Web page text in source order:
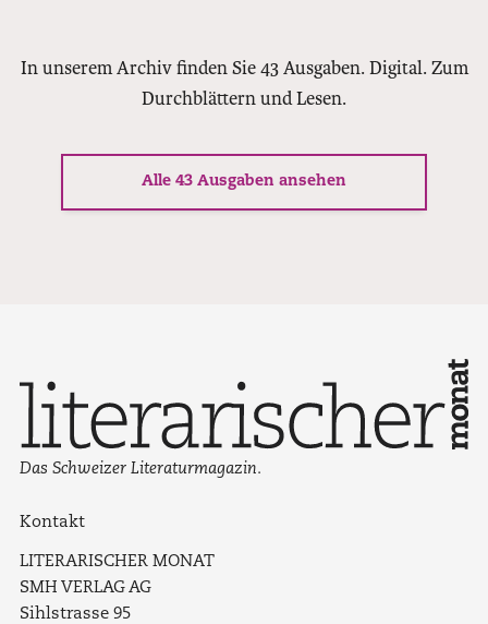
In unserem Archiv finden Sie 43 Ausgaben. Digital. Zum
Durchblättern und Lesen.
Alle 43 Ausgaben ansehen
Das Schweizer Literaturmagazin.
Kontakt
LITERARISCHER MONAT
SMH VERLAG AG
Sihlstrasse 95